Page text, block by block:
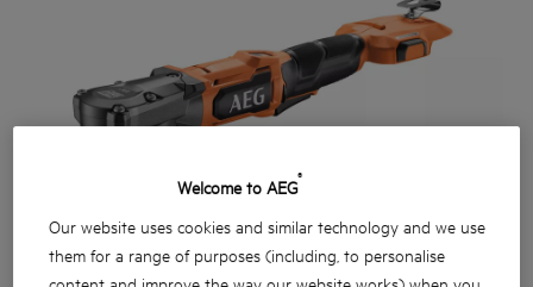
Welcome to AEG®
Our website uses cookies and similar technology and we use
them for a range of purposes (including, to personalise